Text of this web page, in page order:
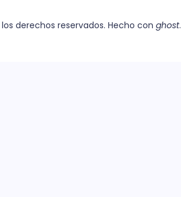
los derechos reservados. Hecho con ghost.